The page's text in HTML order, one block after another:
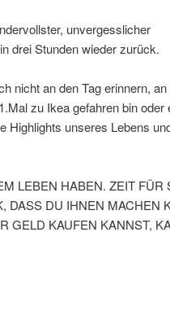
unvergesslicher
drei Stunden wieder zurück.
nicht an den Tag erinnern,
zu Ikea gefahren bin oder
Highlights unseres Lebens
LEBEN HABEN. ZEIT FÜR
DASS DU IHNEN MACHEN
GELD KAUFEN KANNST,